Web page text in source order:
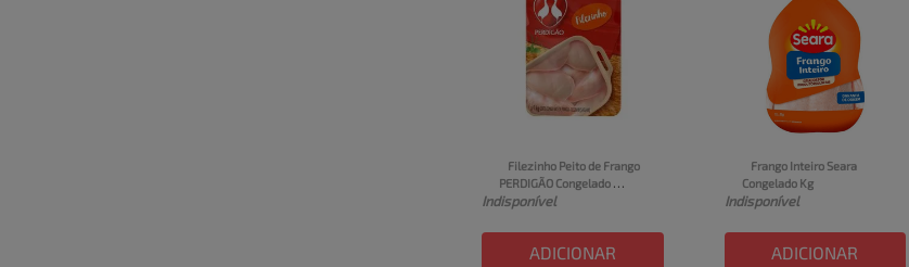
Filezinho Peito de Frango
PERDIGÃO Congelado
Bandeja 1kg
Indisponível
ADICIONAR
Frango Inteiro Seara
Congelado Kg
Indisponível
ADICIONAR